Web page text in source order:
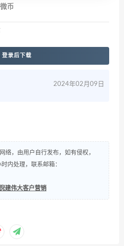
币
登录后下载
2024年02月09日
络，由用户自行发布，如有侵权，
内处理，联系邮箱：
建伟大客户营销